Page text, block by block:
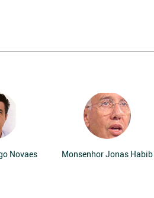
Novaes Monsenhor Jonas Habib